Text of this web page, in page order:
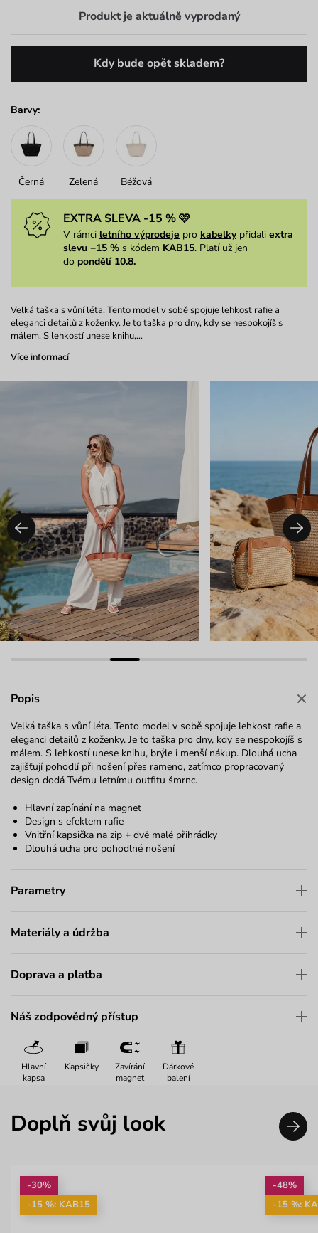
Produkt je aktuálně vyprodaný
Kdy bude opět skladem?
Barvy:
Černá Zelená Béžová
EXTRA SLEVA -15 % 🩷
V rámci letního výprodeje pro kabelkypřidali extra
slevu −15 % s kódem KAB15. Platí už jen
do pondělí 10.8.
Velká taška s vůní léta. Tento model v sobě spojuje lehkost rafie a
eleganci detailů z koženky. Je to taška pro dny, kdy se nespokojíš s
málem. S lehkostí unese knihu,…
Více informací
Popis
Velká taška s vůní léta. Tento model v sobě spojuje lehkost rafie a
eleganci detailů z koženky. Je to taška pro dny, kdy se nespokojíš s
málem. S lehkostí unese knihu, brýle i menší nákup. Dlouhá ucha
zajišťují pohodlí při nošení přes rameno, zatímco propracovaný
design dodá Tvému letnímu outfitu šmrnc.
Hlavní zapínání na magnet
Design s efektem rafie
Vnitřní kapsička na zip + dvě malé přihrádky
Dlouhá ucha pro pohodlné nošení
Parametry
Materiály a údržba
Doprava a platba
Náš zodpovědný přístup
Hlavní
kapsa
Kapsičky
Zavírání
magnet
Dárkové
balení
Doplň svůj look
-30%
-15 %: KAB15
-48%
-15 %: